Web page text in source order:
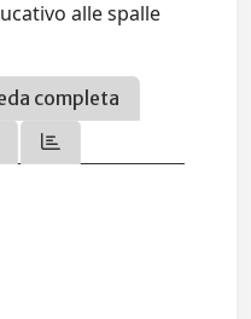
alle spalle
completa